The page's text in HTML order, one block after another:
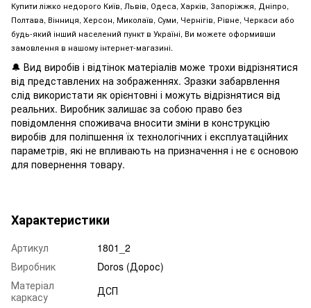
Купити ліжко недорого Київ, Львів, Одеса, Харків, Запоріжжя, Дніпро,
Полтава, Вінниця, Херсон, Миколаїв, Суми, Чернігів, Рівне, Черкаси або
будь-який інший населений пункт в Україні, Ви можете оформивши
замовлення в нашому інтернет-магазині.
🔔 Вид виробів і відтінок матеріалів може трохи відрізнятися
від представлених на зображеннях. Зразки забарвлення
слід використати як орієнтовні і можуть відрізнятися від
реальних. Виробник залишає за собою право без
повідомлення споживача вносити зміни в конструкцію
виробів для поліпшення їх технологічних і експлуатаційних
параметрів, які не впливають на призначення і не є основою
для повернення товару.
Характеристики
Артикул
1801_2
Виробник
Doros (Дорос)
Матеріал
каркасу
ДСП